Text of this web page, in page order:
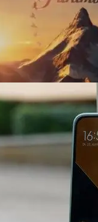
Основные Этапы
— Обзор
Печати
На
За $7,7 Млрд